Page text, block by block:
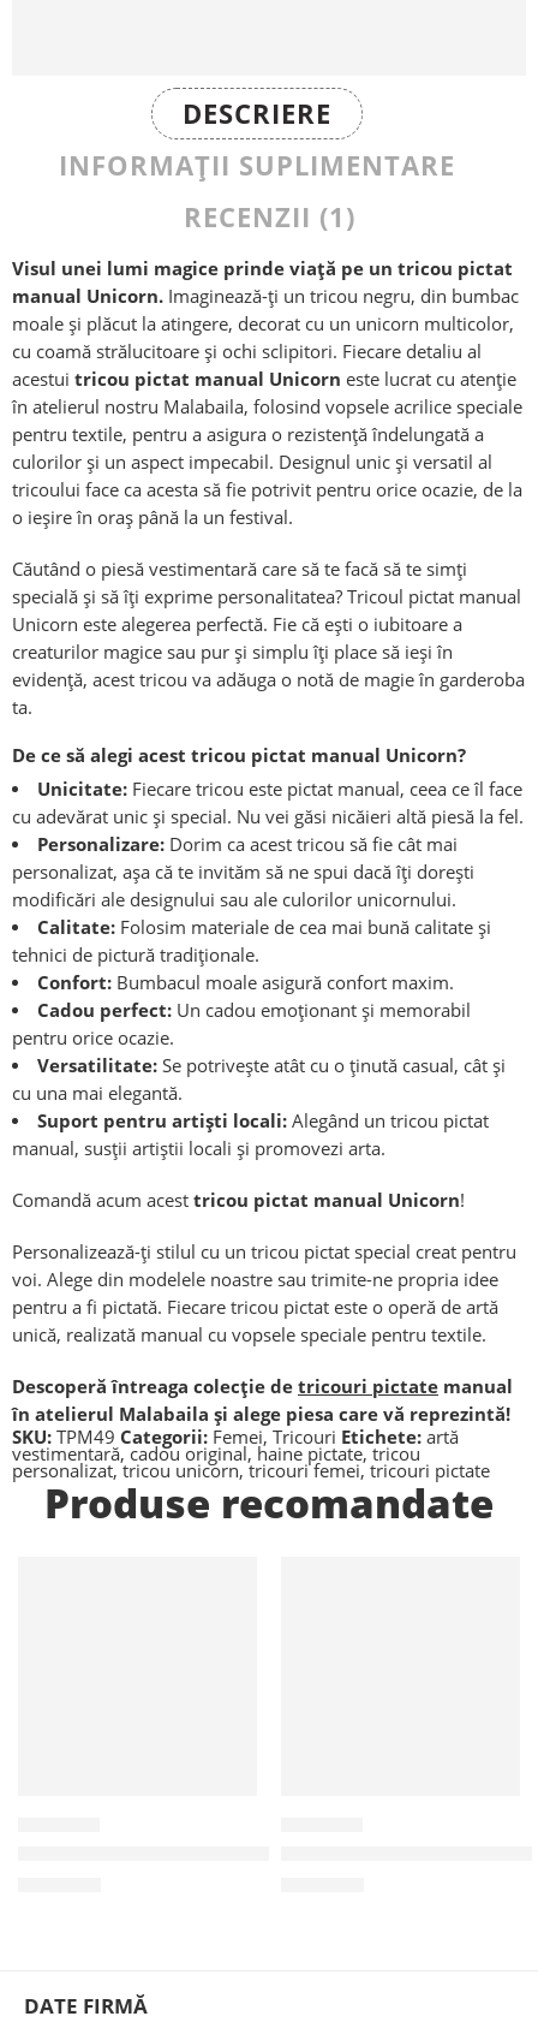
DESCRIERE
INFORMAȚII SUPLIMENTARE
RECENZII (1)
Visul unei lumi magice prinde viață pe un tricou pictat
manual Unicorn. Imaginează-ți un tricou negru, din bumbac
moale și plăcut la atingere, decorat cu un unicorn multicolor,
cu coamă strălucitoare și ochi sclipitori. Fiecare detaliu al
acestui tricou pictat manual Unicorn este lucrat cu atenție
în atelierul nostru Malabaila, folosind vopsele acrilice speciale
pentru textile, pentru a asigura o rezistență îndelungată a
culorilor și un aspect impecabil. Designul unic și versatil al
tricoului face ca acesta să fie potrivit pentru orice ocazie, de la
o ieșire în oraș până la un festival.
Căutând o piesă vestimentară care să te facă să te simți
specială și să îți exprime personalitatea? Tricoul pictat manual
Unicorn este alegerea perfectă. Fie că ești o iubitoare a
creaturilor magice sau pur și simplu îți place să ieși în
evidență, acest tricou va adăuga o notă de magie în garderoba
ta.
De ce să alegi acest tricou pictat manual Unicorn?
Unicitate:Fiecare tricou este pictat manual, ceea ce îl face
cu adevărat unic și special. Nu vei găsi nicăieri altă piesă la fel.
Personalizare:Dorim ca acest tricou să fie cât mai
personalizat, așa că te invităm să ne spui dacă îți dorești
modificări ale designului sau ale culorilor unicornului.
Calitate:Folosim materiale de cea mai bună calitate și
tehnici de pictură tradiționale.
Confort:Bumbacul moale asigură confort maxim.
Cadou perfect:Un cadou emoționant și memorabil
pentru orice ocazie.
Versatilitate:Se potrivește atât cu o ținută casual, cât și
cu una mai elegantă.
Suport pentru artiști locali:Alegând un tricou pictat
manual, susții artiștii locali și promovezi arta.
Comandă acum acest tricou pictat manual Unicorn!
Personalizează-ți stilul cu un tricou pictat special creat pentru
voi. Alege din modelele noastre sau trimite-ne propria idee
pentru a fi pictată. Fiecare tricou pictat este o operă de artă
unică, realizată manual cu vopsele speciale pentru textile.
Descoperă întreaga colecție de tricouri pictate manual
în atelierul Malabaila și alege piesa care vă reprezintă!
SKU: TPM49 Categorii: Femei, Tricouri Etichete: artă
vestimentară, cadou original, haine pictate, tricou
personalizat,tricou unicorn,tricouri femei, tricouri pictate
Produse recomandate
DATE FIRMĂ